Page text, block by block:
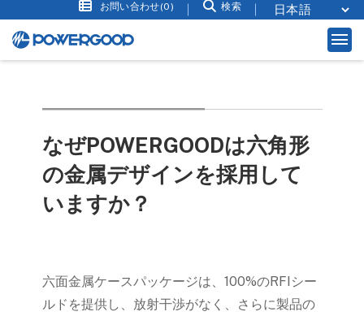
お問い合わせ(0) 検索
なぜPOWERGOODは六角形
の金属デザインを採用して
いますか？
六面金属ケースパッケージは、100%のRFIシー
ルドを提供し、放射干渉がなく、さらに製品の